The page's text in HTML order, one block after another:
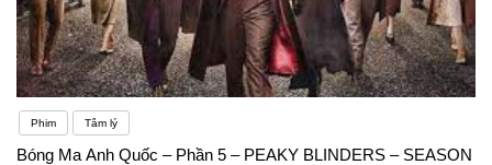
Phim Tâm lý
Bóng Ma Anh Quốc – Phần 5 – PEAKY BLINDERS – SEASON